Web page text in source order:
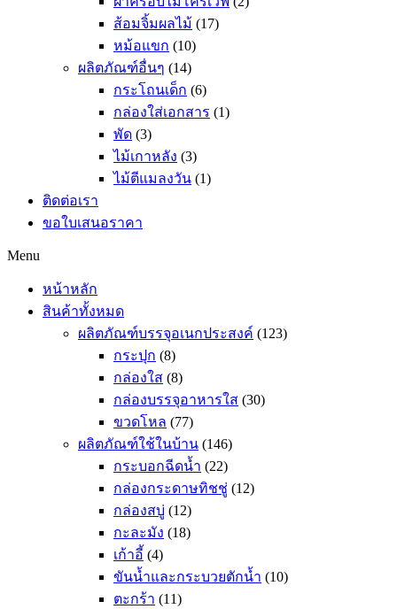
ส้อมจิ้มผลไม้ (17)
หม้อแขก (10)
ผลิตภัณฑ์อื่นๆ (14)
กระโถนเด็ก (6)
กล่องใส่เอกสาร (1)
พัด (3)
ไม้เกาหลัง (3)
ไม้ตีแมลงวัน (1)
ติดต่อเรา
ขอใบเสนอราคา
Menu
หน้าหลัก
สินค้าทั้งหมด
ผลิตภัณฑ์บรรจุอเนกประสงค์ (123)
กระปุก (8)
กล่องใส (8)
กล่องบรรจุอาหารใส (30)
ขวดโหล (77)
ผลิตภัณฑ์ใช้ในบ้าน (146)
กระบอกฉีดน้ำ (22)
กล่องกระดาษทิชชู่ (12)
กล่องสบู่ (12)
กะละมัง (18)
เก้าอี้ (4)
ขันน้ำและกระบวยตักน้ำ (10)
ตะกร้า (11)